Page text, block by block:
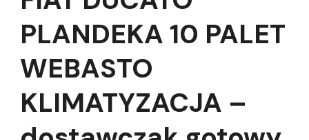
PLANDEKA 10 PALET
WEBASTO
KLIMATYZACJA –